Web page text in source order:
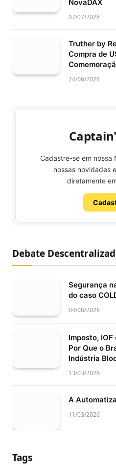
NovaDAX
07/07/2026
Truther by
Compra de
24/06/2026
Cadastre-se em nossa
nossas novidades
diretamente
Debate
Segurança
do caso
04/08/2026
Imposto,
Por Que o
Indústria
13/03/2026
A
11/03/2026
Tags